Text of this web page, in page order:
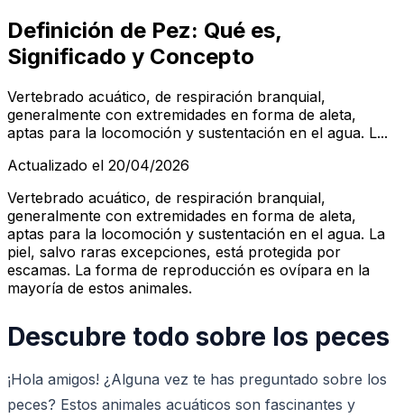
Definición de Pez: Qué es,
Significado y Concepto
Vertebrado acuático, de respiración branquial,
generalmente con extremidades en forma de aleta,
aptas para la locomoción y sustentación en el agua. L...
Actualizado el 20/04/2026
Vertebrado acuático, de respiración branquial,
generalmente con extremidades en forma de aleta,
aptas para la locomoción y sustentación en el agua. La
piel, salvo raras excepciones, está protegida por
escamas. La forma de reproducción es ovípara en la
mayoría de estos animales.
Descubre todo sobre los peces
¡Hola amigos! ¿Alguna vez te has preguntado sobre los
peces? Estos animales acuáticos son fascinantes y